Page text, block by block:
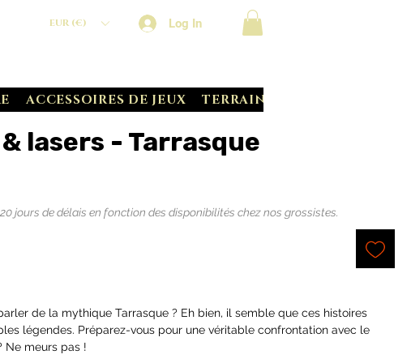
EUR (€) Log In
ACCESSOIRES DE JEUX TERRAIN CRATE
lasers - Tarrasque
jours de délais en fonction des disponibilités chez nos grossistes.
de la mythique Tarrasque ? Eh bien, il semble que ces histoires
légendes. Préparez-vous pour une véritable confrontation avec le
Ne meurs pas !